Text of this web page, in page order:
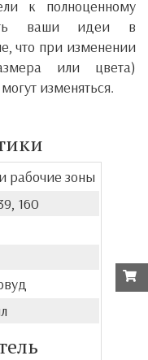
к полноценному
ваши идеи в
что при изменении
или цвета)
изменяться.
рабочие зоны
160